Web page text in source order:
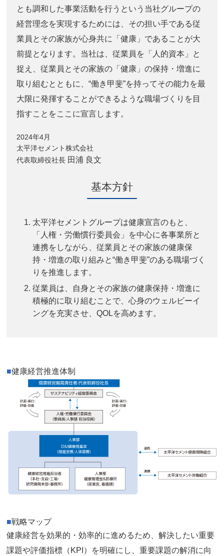
とも調和した事業活動を行うという当社グループの
経営理念を実現するためには、その担い手である従
業員とその家族が心身共に「健康」であることが大
前提となります。当社は、従業員を「人的資本」と
捉え、従業員とその家族の「健康」の保持・増進に
取り組むとともに、“働き甲斐”を持ってその能力を最
大限に発揮することができるような職場づくりを目
指すことをここに宣言します。
2024年4月
太平洋セメント株式会社
代表取締役社長 田浦 良文
基本方針
太平洋セメントグループは健康宣言のもと、
「人権・労働慣行委員会」を中心に各事業所と
連携をしながら、従業員とその家族の健康保
持・増進の取り組みと“働き甲斐”のある職場づく
りを推進します。
従業員は、自身とその家族の健康保持・増進に
積極的に取り組むことで、心身のウェルビーイ
ングを充実させ、QOLを高めます。
■健康経営推進体制
■戦略マップ
健康経営を効果的・効率的に進めるため、解決したい重要
課題や評価指標（KPI）を明確にし、重要課題の解消に向